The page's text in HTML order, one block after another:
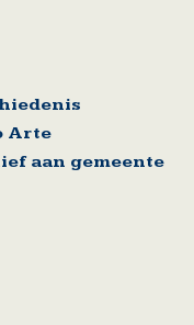
Arte
aan gemeente